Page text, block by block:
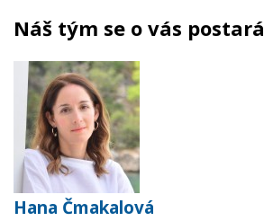
Náš tým se o vás postará
Hana Čmakalová